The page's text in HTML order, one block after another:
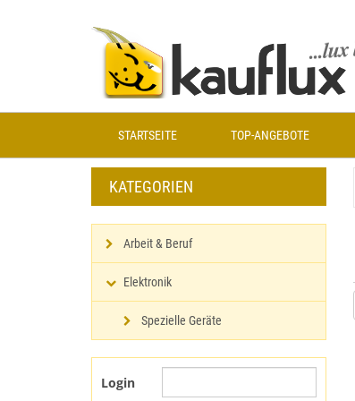
STARTSEITE TOP-ANGEBOTE
KATEGORIEN
Arbeit & Beruf
Elektronik
Spezielle Geräte
Login